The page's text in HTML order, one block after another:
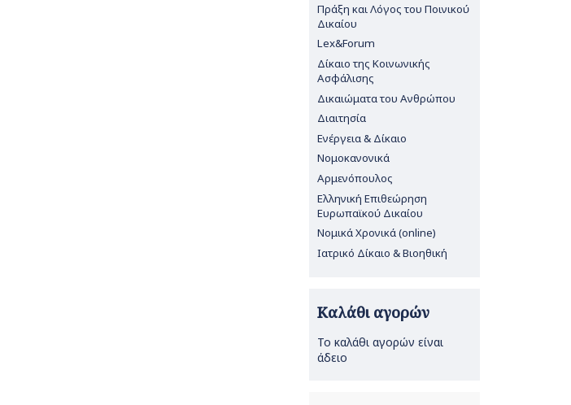
Πράξη και Λόγος του Ποινικού
Δικαίου
Lex&Forum
Δίκαιο της Κοινωνικής
Ασφάλισης
Δικαιώματα του Ανθρώπου
Διαιτησία
Ενέργεια & Δίκαιο
Νομοκανονικά
Αρμενόπουλος
Ελληνική Επιθεώρηση
Ευρωπαϊκού Δικαίου
Νομικά Χρονικά (online)
Ιατρικό Δίκαιο & Βιοηθική
Καλάθι αγορών
Το καλάθι αγορών είναι
άδειο